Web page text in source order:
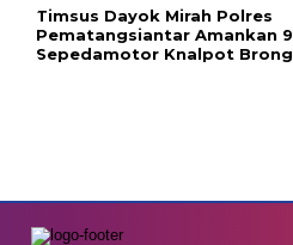
Timsus Dayok Mirah Polres
Pematangsiantar Amankan 9
Sepedamotor Knalpot Brong